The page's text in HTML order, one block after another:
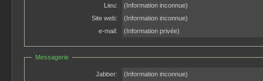
Lieu:
(Information inconnue)
Site web:
(Information inconnue)
e-mail:
(Information privée)
Messagerie
Jabber:
(Information inconnue)